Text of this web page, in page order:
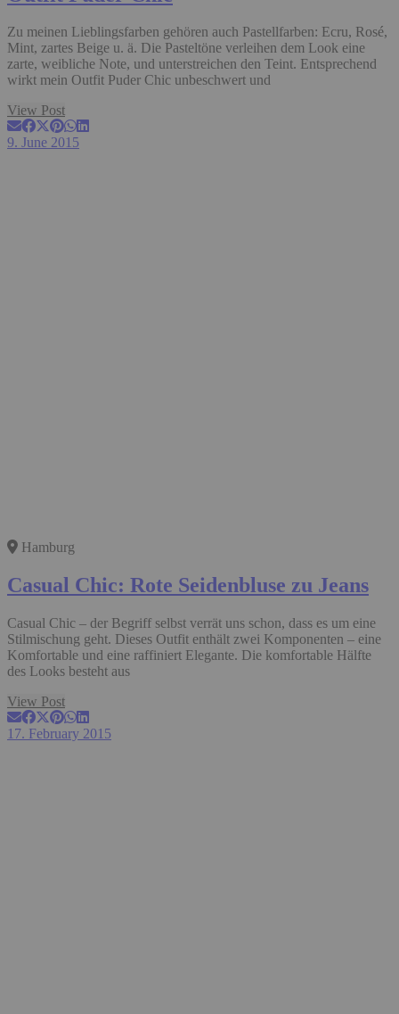
Zu meinen Lieblingsfarben gehören auch Pastellfarben: Ecru, Rosé,
Mint, zartes Beige u. ä. Die Pasteltöne verleihen dem Look eine
zarte, weibliche Note, und unterstreichen den Teint. Entsprechend
wirkt mein Outfit Puder Chic unbeschwert und
View Post
9. June 2015
Hamburg
Casual Chic: Rote Seidenbluse zu Jeans
Casual Chic – der Begriff selbst verrät uns schon, dass es um eine
Stilmischung geht. Dieses Outfit enthält zwei Komponenten – eine
Komfortable und eine raffiniert Elegante. Die komfortable Hälfte
des Looks besteht aus
View Post
17. February 2015